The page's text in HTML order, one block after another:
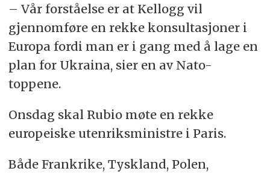
– Vår forståelse er at Kellogg vil
gjennomføre en rekke konsultasjoner i
Europa fordi man er i gang med å lage en
plan for Ukraina, sier en av Nato-
toppene.
Onsdag skal Rubio møte en rekke
europeiske utenriksministre i Paris.
Både Frankrike, Tyskland, Polen,